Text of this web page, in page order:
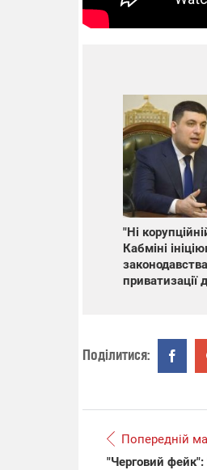
"Ні
Кабміні
Поділитися:
Попередній
"Черговий